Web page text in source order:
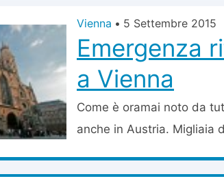
Vienna • 5 Settembre 2015
Emergenza
a Vienna
Come è oramai noto da
anche in Austria. Migliaia